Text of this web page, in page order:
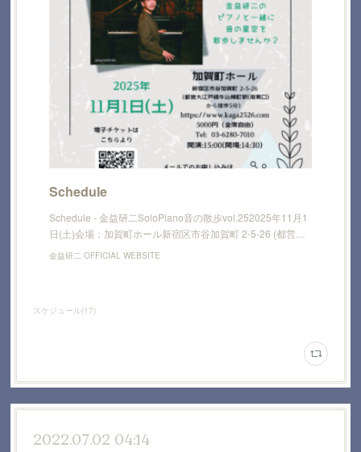
Schedule
Schedule - 金益研二SoloPiano音の散歩vol.252025年11月1
日(土)会場：加賀町ホール新宿区市谷加賀町 2-5-26 (都営…
金益研二 OFFICIAL WEBSITE
スケジュール(17)
2022.07.02 04:14